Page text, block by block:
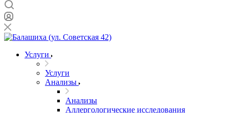
Услуги
Услуги
Анализы
Анализы
Аллергологические исследования